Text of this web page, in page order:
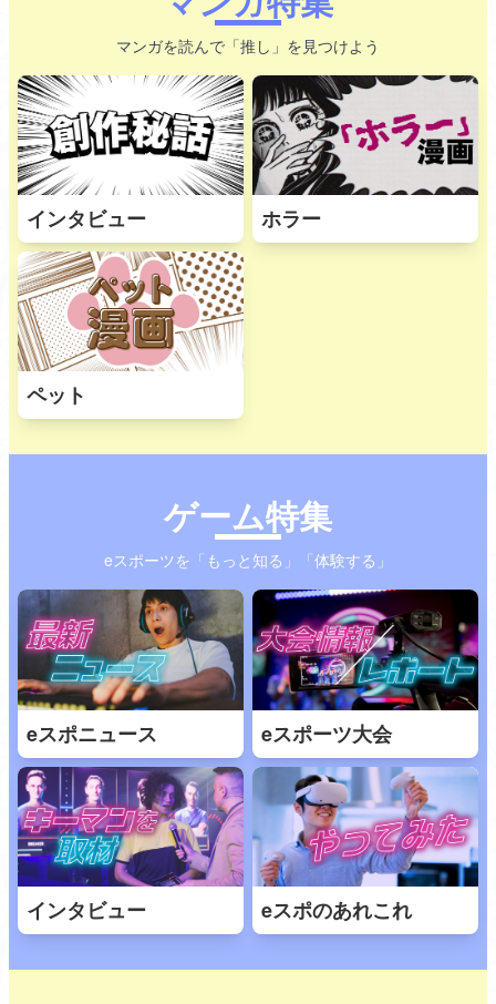
マンガを読んで「推し」を見つけよう
インタビュー ホラー
ペット
ゲーム特集
eスポーツを「もっと知る」「体験する」
eスポニュース eスポーツ大会
インタビュー eスポのあれこれ